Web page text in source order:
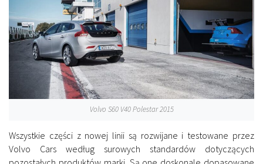
Volvo S60 V40 Polestar 2015
Wszystkie części z nowej linii są rozwijane i testowane przez
Volvo Cars według surowych standardów dotyczących